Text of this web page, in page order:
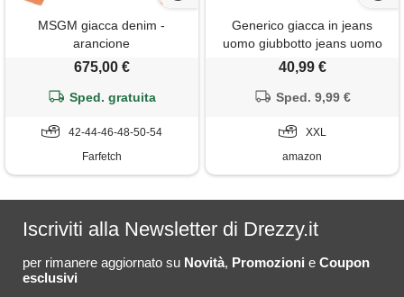
MSGM giacca denim -
arancione
675,00 €
Sped. gratuita
42-44-46-48-50-54
Farfetch
Generico giacca in jeans
uomo giubbotto jeans uomo
giacca denim giubbino cotone
giacchetto comodo
40,99 €
Sped. 9,99 €
XXL
amazon
Iscriviti alla Newsletter di Drezzy.it
per rimanere aggiornato su Novità, Promozioni e Coupon
esclusivi